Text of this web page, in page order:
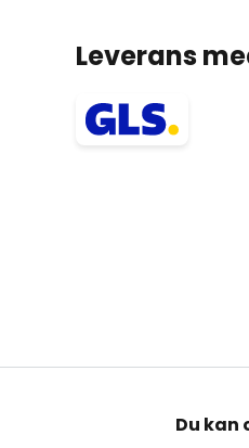
Leverans
Du kan